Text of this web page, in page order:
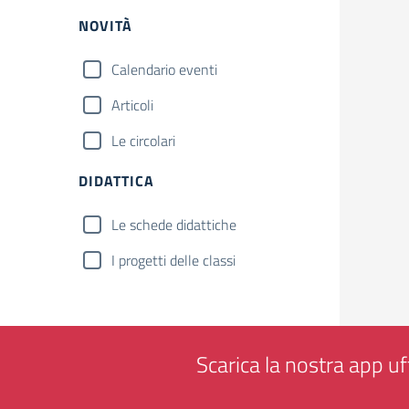
NOVITÀ
Calendario eventi
Articoli
Le circolari
DIDATTICA
Le schede didattiche
I progetti delle classi
Scarica la nostra app